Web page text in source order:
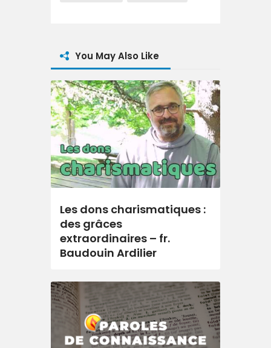
You May Also Like
Les dons charismatiques :
des grâces
extraordinaires – fr.
Baudouin Ardilier